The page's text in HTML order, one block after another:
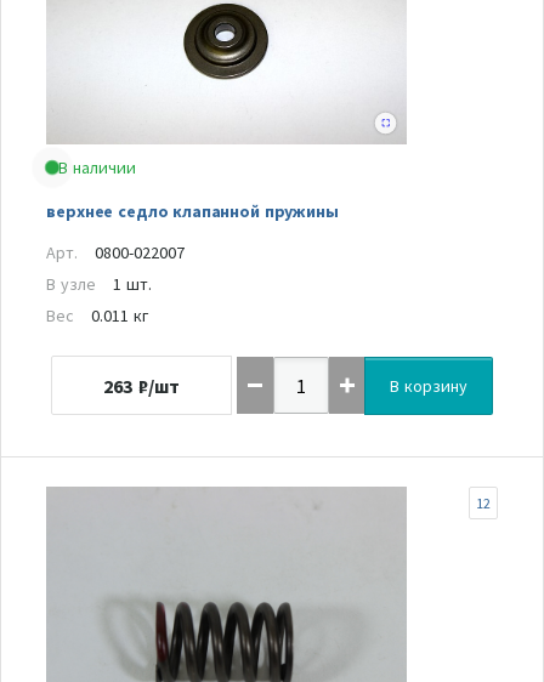
В наличии
верхнее седло клапанной пружины
Арт.
0800-022007
В узле
1 шт.
Вес
0.011 кг
263 ₽/шт В корзину
12